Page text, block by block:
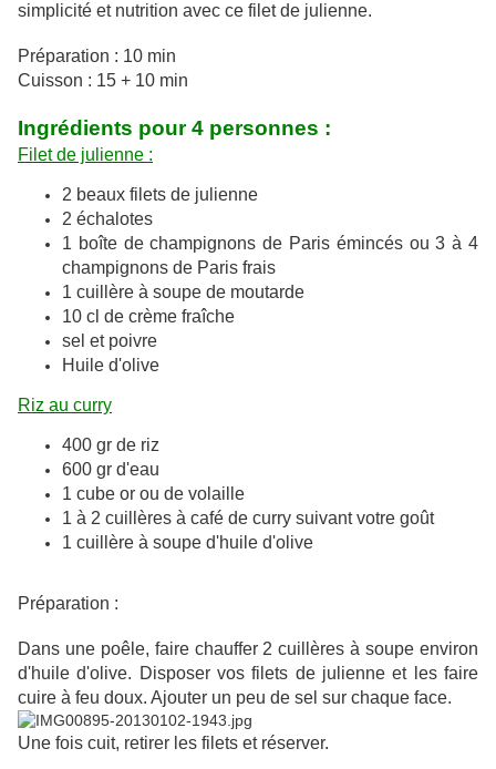
simplicité et nutrition avec ce filet de julienne.
Préparation : 10 min
Cuisson : 15 + 10 min
Ingrédients pour 4 personnes :
Filet de julienne :
2 beaux filets de julienne
2 échalotes
1 boîte de champignons de Paris émincés ou 3 à 4
champignons de Paris frais
1 cuillère à soupe de moutarde
10 cl de crème fraîche
sel et poivre
Huile d'olive
Riz au curry
400 gr de riz
600 gr d'eau
1 cube or ou de volaille
1 à 2 cuillères à café de curry suivant votre goût
1 cuillère à soupe d'huile d'olive
Préparation :
Dans une poêle, faire chauffer 2 cuillères à soupe environ
d'huile d'olive. Disposer vos filets de julienne et les faire
cuire à feu doux. Ajouter un peu de sel sur chaque face.
Une fois cuit, retirer les filets et réserver.